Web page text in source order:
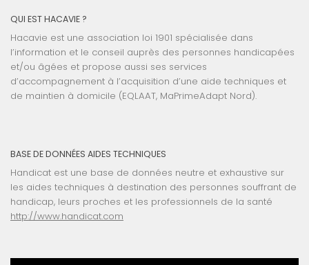
QUI EST HACAVIE ?
Hacavie est une association loi 1901 spécialisée dans
l’information et le conseil auprès des personnes handicapées
et/ou âgées et propose aussi ses services
d’accompagnement à l’acquisition d’une aide techniques et
de maintien à domicile (EQLAAT, MaPrimeAdapt Nord).
BASE DE DONNÉES AIDES TECHNIQUES
Handicat est une base de données neutre et exhaustive sur
les aides techniques à destination des personnes souffrant de
handicap, leurs proches et les professionnels de la santé
http://www.handicat.com